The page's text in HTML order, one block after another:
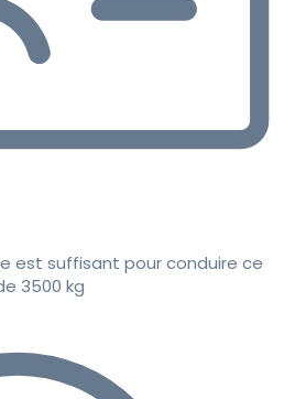
est suffisant pour conduire ce
3500 kg